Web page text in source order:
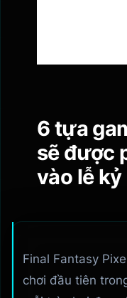
6 tựa
sẽ được
vào lễ
Final Fantasy
chơi đầu tiên